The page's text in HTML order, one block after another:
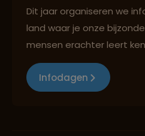
Dit jaar organiseren we
land waar je onze
mensen erachter leert
Infodagen